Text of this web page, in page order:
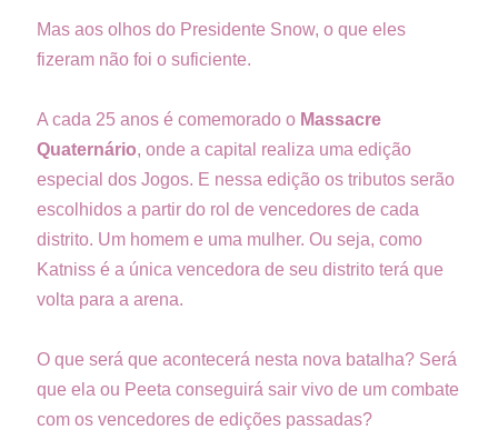
Mas aos olhos do Presidente Snow, o que eles
fizeram não foi o suficiente.
A cada 25 anos é comemorado o Massacre
Quaternário, onde a capital realiza uma edição
especial dos Jogos. E nessa edição os tributos serão
escolhidos a partir do rol de vencedores de cada
distrito. Um homem e uma mulher. Ou seja, como
Katniss é a única vencedora de seu distrito terá que
volta para a arena.
O que será que acontecerá nesta nova batalha? Será
que ela ou Peeta conseguirá sair vivo de um combate
com os vencedores de edições passadas?